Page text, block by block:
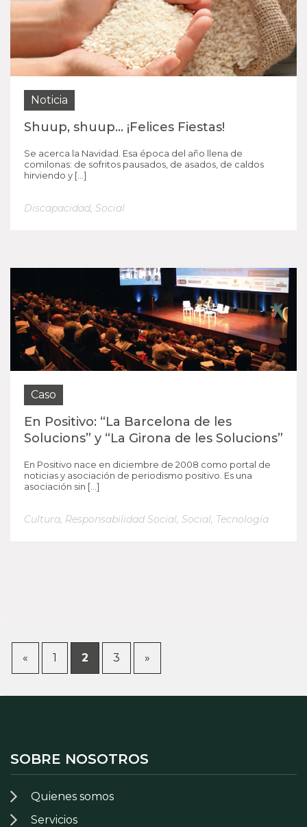
Noticia
Shuup, shuup… ¡Felices Fiestas!
Se acerca la Navidad. Esa época del año llena de
comilonas: de sofritos pausados, de asados, de caldos
hirviendo y […]
Discapacidad, Social
Caso
En Positivo: “La Barcelona de les
Solucions” y “La Girona de les Solucions”
En Positivo nace en diciembre de 2008 como portal de
noticias y asociación de periodismo positivo. Es una
asociación sin […]
Cultura, Responsabilidad Social, Social, Tecnología
« 1 2 3 »
SOBRE NOSOTROS
Quienes somos
Servicios